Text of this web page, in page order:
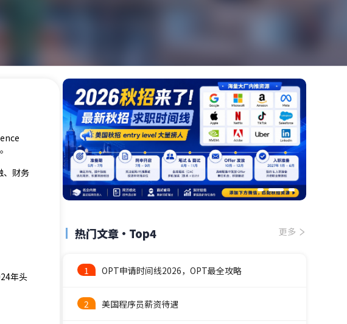
、财务
年头
热门文章·Top4 更多
1 OPT申请时间线2026，OPT最全攻略
2 美国程序员薪资待遇